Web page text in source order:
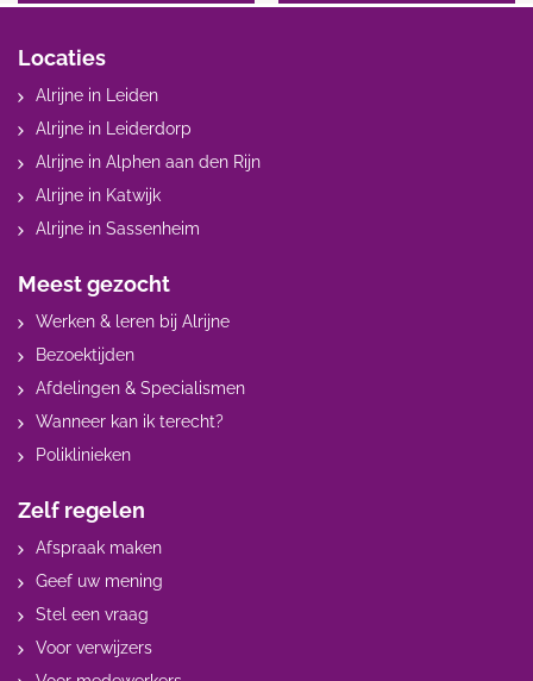
Locaties
Alrijne in Leiden
Alrijne in Leiderdorp
Alrijne in Alphen aan den Rijn
Alrijne in Katwijk
Alrijne in Sassenheim
Meest gezocht
Werken & leren bij Alrijne
Bezoektijden
Afdelingen & Specialismen
Wanneer kan ik terecht?
Poliklinieken
Zelf regelen
Afspraak maken
Geef uw mening
Stel een vraag
Voor verwijzers